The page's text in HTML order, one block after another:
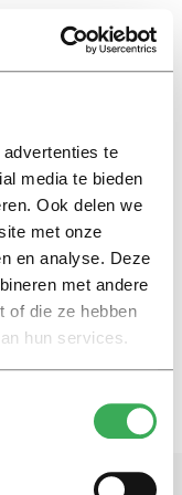
te
media te bieden
Ook delen we
met onze
en analyse. Deze
met andere
of die ze hebben
hun services.
EN
slijtage